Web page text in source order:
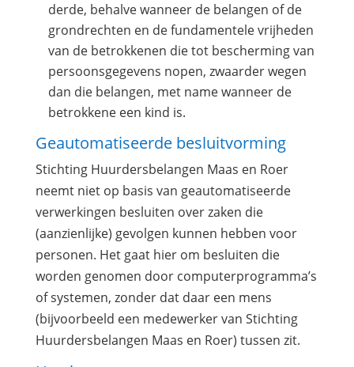
derde, behalve wanneer de belangen of de
grondrechten en de fundamentele vrijheden
van de betrokkenen die tot bescherming van
persoonsgegevens nopen, zwaarder wegen
dan die belangen, met name wanneer de
betrokkene een kind is.
Geautomatiseerde besluitvorming
Stichting Huurdersbelangen Maas en Roer
neemt niet op basis van geautomatiseerde
verwerkingen besluiten over zaken die
(aanzienlijke) gevolgen kunnen hebben voor
personen. Het gaat hier om besluiten die
worden genomen door computerprogramma’s
of systemen, zonder dat daar een mens
(bijvoorbeeld een medewerker van Stichting
Huurdersbelangen Maas en Roer) tussen zit.